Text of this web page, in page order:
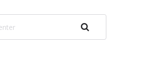
Pesquisar